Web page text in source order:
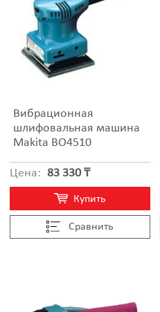
Вибрационная
шлифовальная машина
Makita BO4510
Цена: 83 330 ₸
Cравнить
Купить